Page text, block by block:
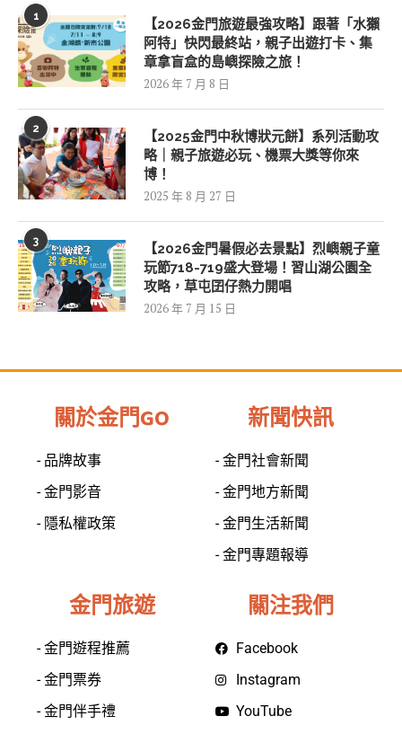
1
【2026金門旅遊最強攻略】跟著「水獺
阿特」快閃最終站，親子出遊打卡、集
章拿盲盒的島嶼探險之旅！
2026 年 7 月 8 日
2
【2025金門中秋博狀元餅】系列活動攻
略｜親子旅遊必玩、機票大獎等你來
博！
2025 年 8 月 27 日
3
【2026金門暑假必去景點】烈嶼親子童
玩節718-719盛大登場！習山湖公園全
攻略，草屯囝仔熱力開唱
2026 年 7 月 15 日
關於金門GO
- 品牌故事
- 金門影音
- 隱私權政策
新聞快訊
- 金門社會新聞
- 金門地方新聞
- 金門生活新聞
- 金門專題報導
金門旅遊
- 金門遊程推薦
- 金門票券
- 金門伴手禮
關注我們
Facebook
Instagram
YouTube